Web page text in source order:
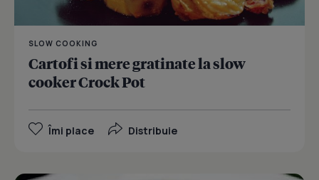
SLOW COOKING
Cartofi si mere gratinate la slow
cooker Crock Pot
Îmi place Distribuie